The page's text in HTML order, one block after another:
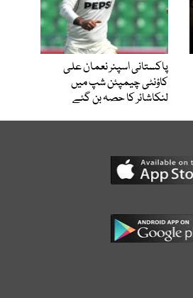
پاکستانی اسپنر نعمان علی
کاؤنٹی چیمپئن شپ میں
لنکاشائر کا حصہ بن گئے